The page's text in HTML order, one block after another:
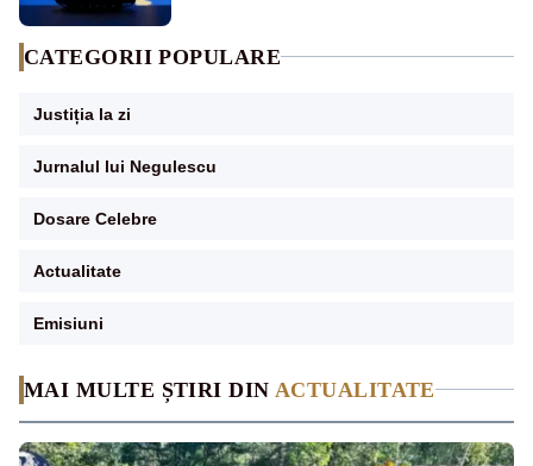
MAI MULTE ȘTIRI DIN ACTUALITATE
CATEGORII POPULARE
Justiția la zi
Jurnalul lui Negulescu
Dosare Celebre
Actualitate
Emisiuni